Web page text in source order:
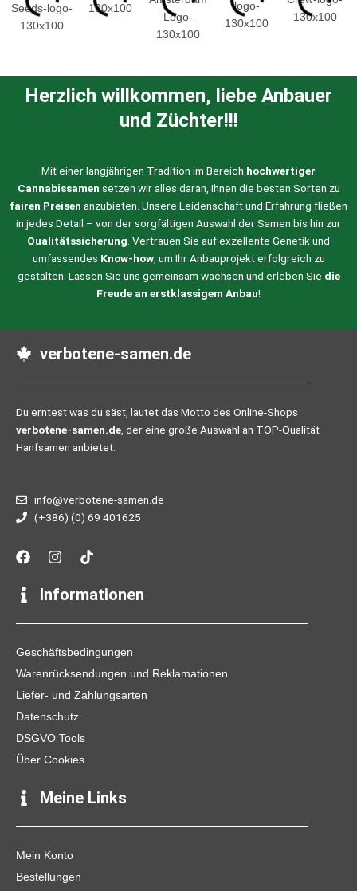
Herzlich willkommen, liebe Anbauer
und Züchter!!!
Mit einer langjährigen Tradition im Bereich hochwertiger
Cannabissamen setzen wir alles daran, Ihnen die besten Sorten zu
fairen Preisen anzubieten. Unsere Leidenschaft und Erfahrung fließen
in jedes Detail – von der sorgfältigen Auswahl der Samen bis hin zur
Qualitätssicherung. Vertrauen Sie auf exzellente Genetik und
umfassendes Know-how, um Ihr Anbauprojekt erfolgreich zu
gestalten. Lassen Sie uns gemeinsam wachsen und erleben Sie die
Freude an erstklassigem Anbau!
verbotene-samen.de
Du erntest was du säst, lautet das Motto des Online-Shops
verbotene-samen.de, der eine große Auswahl an TOP-Qualität
Hanfsamen anbietet.
info@verbotene-samen.de
(+386) (0) 69 401625
F
a
e
b
o
k
I
n
t
g
a
T
i
t
k
Informationen
Geschäftsbedingungen
Warenrücksendungen und Reklamationen
Liefer- und Zahlungsarten
Datenschutz
DSGVO Tools
Über Cookies
Meine Links
Mein Konto
Bestellungen